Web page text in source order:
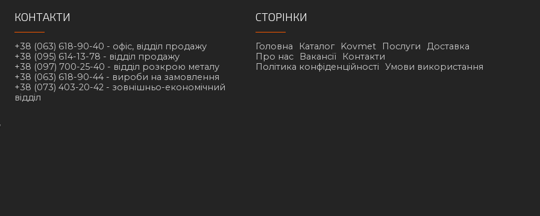
КОНТАКТИ
+38 (063) 618-90-40 - офіс, відділ продажу
+38 (095) 614-13-78 - відділ продажу
+38 (097) 700-25-40 - відділ розкрою металу
+38 (063) 618-90-44 - вироби на замовлення
+38 (073) 403-20-42 - зовнішньо-економічний
відділ
СТОРІНКИ
Головна Каталог Kovmet Послуги
Доставка
Про нас
Вакансії
Контакти
Політика конфіденційності
Умови використання